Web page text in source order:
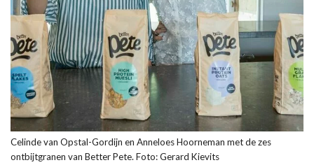
Celinde van Opstal-Gordijn en Anneloes Hoorneman met de zes
ontbijtgranen van Better Pete. Foto: Gerard Kievits